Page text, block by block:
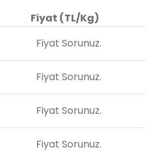
Fiyat (TL/Kg)
Fiyat Sorunuz.
Fiyat Sorunuz.
Fiyat Sorunuz.
Fiyat Sorunuz.